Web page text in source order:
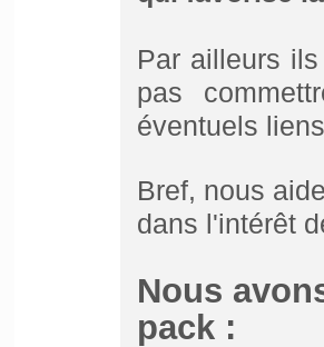
Par ailleurs
pas
éventuels
Bref, nous
dans l'intérêt
Nous
pack :